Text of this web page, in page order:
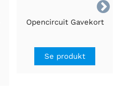

Opencircuit Gavekort
Se produkt